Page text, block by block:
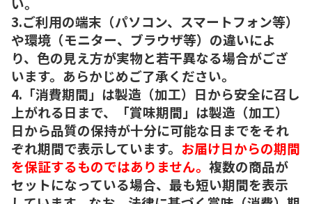
3.ご利用の端末（パソコン、スマートフォン等）
や環境（モニター、ブラウザ等）の違いによ
り、色の見え方が実物と若干異なる場合がござ
います。あらかじめご了承ください。
4.「消費期間」は製造（加工）日から安全に召し
上がれる日まで、「賞味期間」は製造（加工）
日から品質の保持が十分に可能な日までをそれ
ぞれ期間で表示しています。 お届け日からの期間
を保証するものではありません。 複数の商品が
セットになっている場合、最も短い期間を表示